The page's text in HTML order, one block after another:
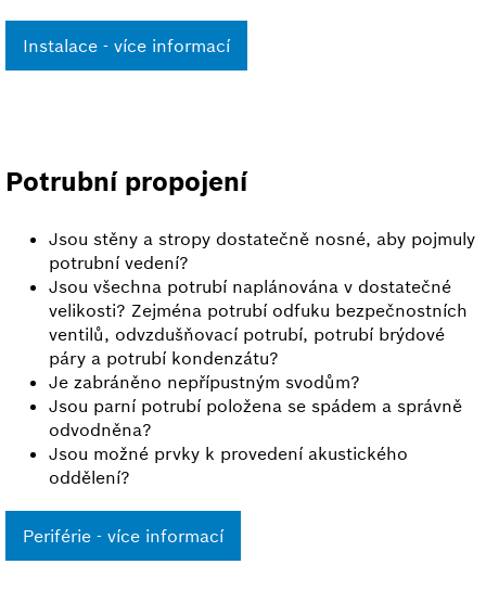
Instalace - více informací
Potrubní propojení
Jsou stěny a stropy dostatečně nosné, aby pojmuly
potrubní vedení?
Jsou všechna potrubí naplánována v dostatečné
velikosti? Zejména potrubí odfuku bezpečnostních
ventilů, odvzdušňovací potrubí, potrubí brýdové
páry a potrubí kondenzátu?
Je zabráněno nepřípustným svodům?
Jsou parní potrubí položena se spádem a správně
odvodněna?
Jsou možné prvky k provedení akustického
oddělení?
Periférie - více informací